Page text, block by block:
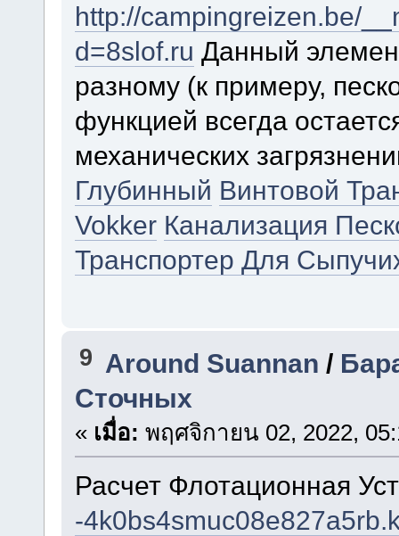
http://campingreizen.be/
d=8slof.ru Данный
разному (к примеру,
функцией всегда
механических
Глубинный Винтовой
Vokker Канализация
Транспортер Для
9 Around Suannan /
Сточных
« เมื่อ: พฤศจิกายน 02, 2022,
Расчет Флотационная
-